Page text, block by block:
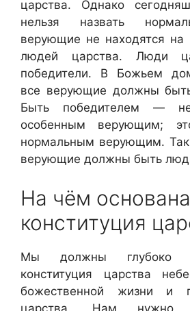
царства. Однако
нельзя назвать
верующие не находятся на
людей царства. Люди
победители. В Божьем
все верующие должны
Быть победителем —
особенным верующим;
нормальным верующим.
верующие должны быть
На чём основана
конституция
Мы должны глубоко
конституция царства
божественной жизни и
царства. Нам нужно